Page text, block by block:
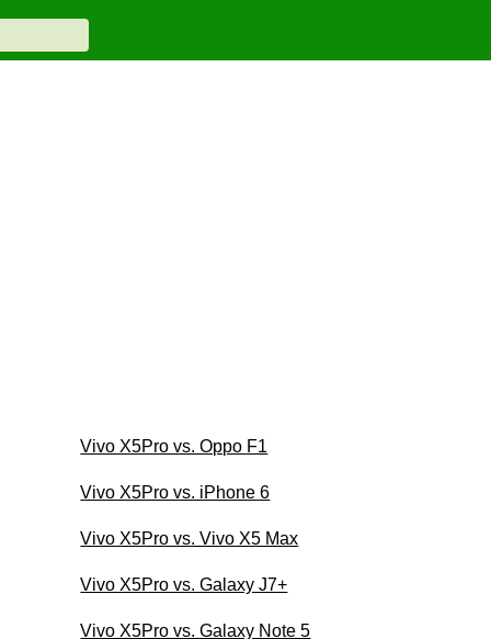
Vivo X5Pro vs. Oppo F1
Vivo X5Pro vs. iPhone 6
Vivo X5Pro vs. Vivo X5 Max
Vivo X5Pro vs. Galaxy J7+
Vivo X5Pro vs. Galaxy Note 5